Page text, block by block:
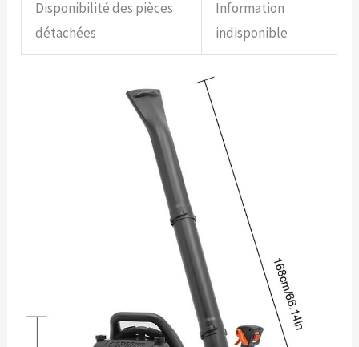
Disponibilité des pièces
détachées
Information
indisponible